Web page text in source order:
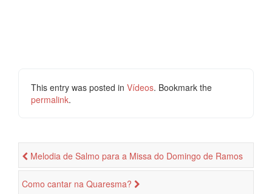
This entry was posted in Vídeos. Bookmark the
permalink.
Melodia de Salmo para a Missa do Domingo de Ramos
Como cantar na Quaresma?